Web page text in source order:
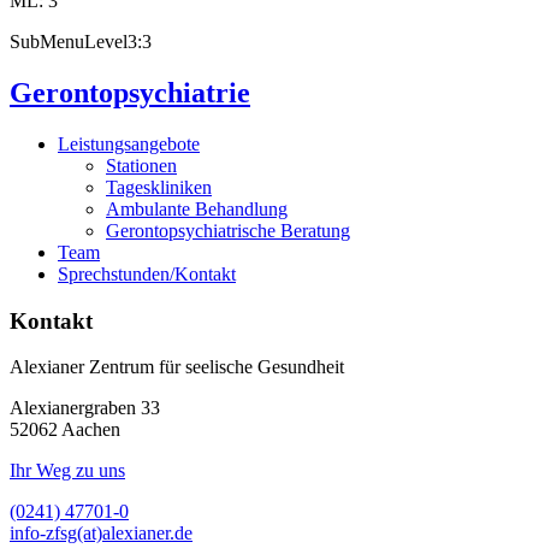
SubMenuLevel3:3
Gerontopsychiatrie
Leistungsangebote
Stationen
Tageskliniken
Ambulante Behandlung
Gerontopsychiatrische Beratung
Team
Sprechstunden/Kontakt
Kontakt
Alexianer Zentrum für seelische Gesundheit
Alexianergraben 33
52062 Aachen
Ihr Weg zu uns
(0241) 47701-0
info-zfsg(at)alexianer.de